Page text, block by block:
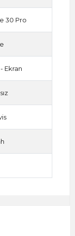
30 Pro
Ekran